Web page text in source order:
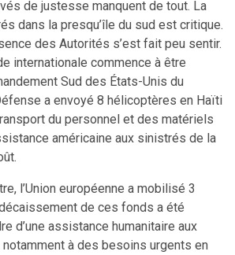
de justesse manquent de tout. La
dans la presqu’île du sud est critique.
des Autorités s’est fait peu sentir.
internationale commence à être
Sud des États-Unis du
a envoyé 8 hélicoptères en Haïti
du personnel et des matériels
américaine aux sinistrés de la
l’Union européenne a mobilisé 3
de ces fonds a été
d’une assistance humanitaire aux
à des besoins urgents en